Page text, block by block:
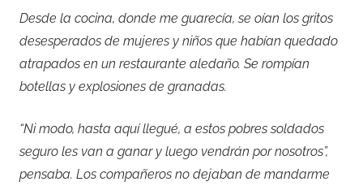
Desde la cocina, donde me guarecía, se oían los gritos
desesperados de mujeres y niños que habían quedado
atrapados en un restaurante aledaño. Se rompían
botellas y explosiones de granadas.
“Ni modo, hasta aquí llegué, a estos pobres soldados
seguro les van a ganar y luego vendrán por nosotros”,
pensaba. Los compañeros no dejaban de mandarme